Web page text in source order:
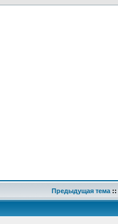
Предыдущая тема ::